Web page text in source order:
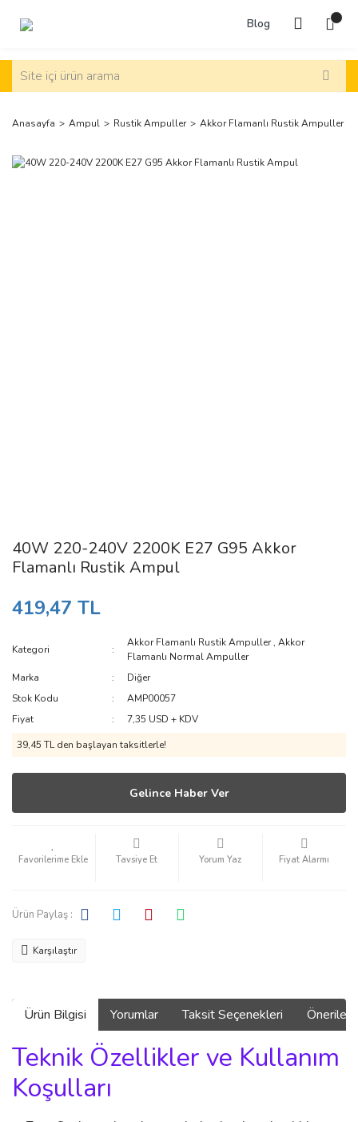
Blog
Anasayfa Ampul Rustik Ampuller Akkor Flamanlı Rustik Ampuller
40W 220-240V 2200K E27 G95 Akkor
Flamanlı Rustik Ampul
419,47 TL
Kategori
Akkor Flamanlı Rustik Ampuller,Akkor
Flamanlı Normal Ampuller
Marka
Diğer
Stok Kodu
AMP00057
Fiyat
7,35 USD + KDV
39,45 TL den başlayan taksitlerle!
Gelince Haber Ver
Tavsiye Et Yorum Yaz Fiyat Alarmı
Ürün Paylaş :
Karşılaştır
Ürün Bilgisi Yorumlar Taksit Seçenekleri
Teknik Özellikler ve Kullanım
Koşulları